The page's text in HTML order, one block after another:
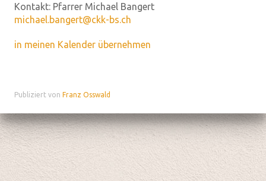
Kontakt: Pfarrer Michael Bangert
michael.bangert@ckk-bs.ch
in meinen Kalender übernehmen
Publiziert von Franz Osswald